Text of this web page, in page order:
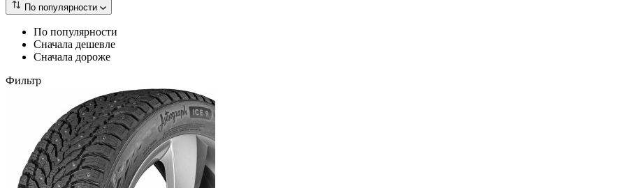
По популярности
По популярности
Сначала дешевле
Сначала дороже
Фильтр